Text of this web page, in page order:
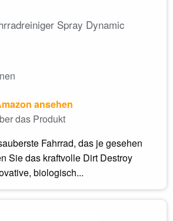
Spray Dynamic
ansehen
das Produkt
Fahrrad, das je gesehen
Sie das kraftvolle Dirt Destroy
biologisch...